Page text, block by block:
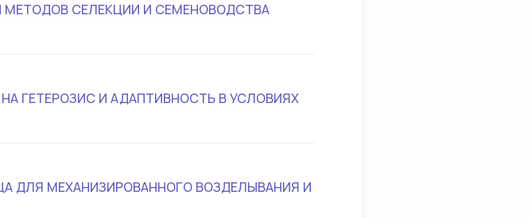
СЕЛЕКЦИИ И СЕМЕНОВОДСТВА
ГЕТЕРОЗИС И АДАПТИВНОСТЬ В УСЛОВИЯХ
ДЛЯ МЕХАНИЗИРОВАННОГО ВОЗДЕЛЫВАНИЯ И